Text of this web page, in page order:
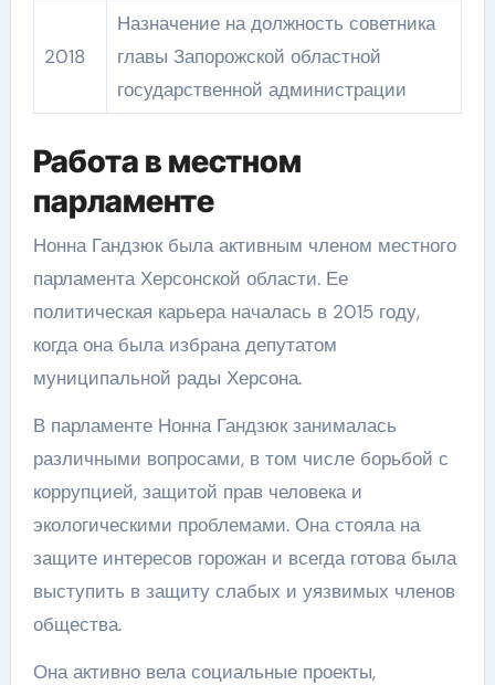
2018
Назначение на должность советника
главы Запорожской областной
государственной администрации
Работа в местном
парламенте
Нонна Гандзюк была активным членом местного
парламента Херсонской области. Ее
политическая карьера началась в 2015 году,
когда она была избрана депутатом
муниципальной рады Херсона.
В парламенте Нонна Гандзюк занималась
различными вопросами, в том числе борьбой с
коррупцией, защитой прав человека и
экологическими проблемами. Она стояла на
защите интересов горожан и всегда готова была
выступить в защиту слабых и уязвимых членов
общества.
Она активно вела социальные проекты,